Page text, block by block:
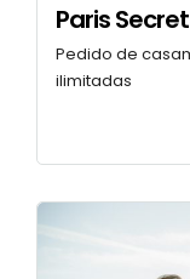
Paris
Pedido de
ilimitadas